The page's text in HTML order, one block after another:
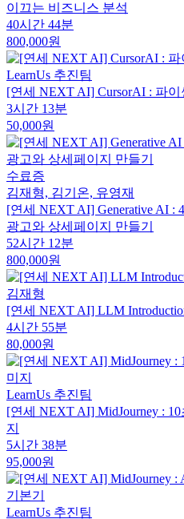
이끄는 비즈니스 분석
40시간 44분
800,000원
LearnUs 추진팀
[연세 NEXT AI] CursorAI : 파
3시간 13분
50,000원
수료증
김재형, 김기온, 유영재
[연세 NEXT AI] Generative AI :
광고와 상세페이지 만들기
52시간 12분
800,000원
김재형
[연세 NEXT AI] LLM
4시간 55분
80,000원
LearnUs 추진팀
[연세 NEXT AI] MidJourney :
지
5시간 38분
95,000원
LearnUs 추진팀